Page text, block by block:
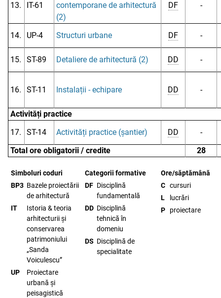
13. IT-61
contemporane de arhitectură
(2)
DF -
14. UP-4 Structuri urbane DF -
15. ST-89 Detaliere de arhitectură (2) DD -
16. ST-11 Instalații - echipare DD -
Activități practice
17.
ST-14 Activități practice (șantier) DD
-
Total ore obligatorii / credite
28
Simboluri coduri
BP3 Bazele proiectării
de arhitectură
IT
Istoria & teoria
arhitecturii și
conservarea
patrimoniului
„Sanda
Voiculescu”
UP
Proiectare
urbană și
peisagistică
Categorii formative
DF Disciplină
fundamentală
DD Disciplină
tehnică în
domeniu
DS Disciplină de
specialitate
Ore/săptămână
C cursuri
L
lucrări
P proiectare